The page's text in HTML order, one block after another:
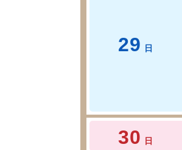
29 日
30 日